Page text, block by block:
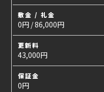
敷金 / 礼金
0円 / 86,000円
更新料
43,000円
保証金
0円